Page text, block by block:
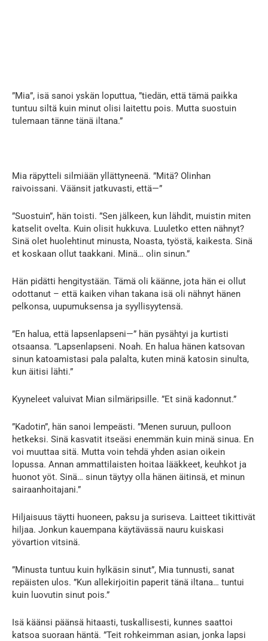
”Mia”, isä sanoi yskän loputtua, ”tiedän, että tämä paikka
tuntuu siltä kuin minut olisi laitettu pois. Mutta suostuin
tulemaan tänne tänä iltana.”
Mia räpytteli silmiään yllättyneenä. ”Mitä? Olinhan
raivoissani. Väänsit jatkuvasti, että—”
”Suostuin”, hän toisti. ”Sen jälkeen, kun lähdit, muistin miten
katselit ovelta. Kuin olisit hukkuva. Luuletko etten nähnyt?
Sinä olet huolehtinut minusta, Noasta, työstä, kaikesta. Sinä
et koskaan ollut taakkani. Minä… olin sinun.”
Hän pidätti hengitystään. Tämä oli käänne, jota hän ei ollut
odottanut – että kaiken vihan takana isä oli nähnyt hänen
pelkonsa, uupumuksensa ja syyllisyytensä.
”En halua, että lapsenlapseni—” hän pysähtyi ja kurtisti
otsaansa. ”Lapsenlapseni. Noah. En halua hänen katsovan
sinun katoamistasi pala palalta, kuten minä katosin sinulta,
kun äitisi lähti.”
Kyyneleet valuivat Mian silmäripsille. ”Et sinä kadonnut.”
”Kadotin”, hän sanoi lempeästi. ”Menen suruun, pulloon
hetkeksi. Sinä kasvatit itseäsi enemmän kuin minä sinua. En
voi muuttaa sitä. Mutta voin tehdä yhden asian oikein
lopussa. Annan ammattilaisten hoitaa lääkkeet, keuhkot ja
huonot yöt. Sinä… sinun täytyy olla hänen äitinsä, et minun
sairaanhoitajani.”
Hiljaisuus täytti huoneen, paksu ja suriseva. Laitteet tikittivät
hiljaa. Jonkun kauempana käytävässä nauru kuiskasi
yövartion vitsinä.
”Minusta tuntuu kuin hylkäsin sinut”, Mia tunnusti, sanat
repäisten ulos. ”Kun allekirjoitin paperit tänä iltana… tuntui
kuin luovutin sinut pois.”
Isä käänsi päänsä hitaasti, tuskallisesti, kunnes saattoi
katsoa suoraan häntä. ”Teit rohkeimman asian, jonka lapsi